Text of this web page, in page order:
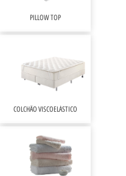
COLCHÃO VISCOELÁSTICO
PILLOW TOP